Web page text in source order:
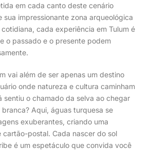
em cada canto deste cenário
sua impressionante zona arqueológica
cada experiência em Tulum é
o passado e o presente podem
vai além de ser apenas um destino
onde natureza e cultura caminham
sentiu o chamado da selva ao chegar
Aqui, águas turquesa se
exuberantes, criando uma
cartão-postal. Cada nascer do sol
é um espetáculo que convida você